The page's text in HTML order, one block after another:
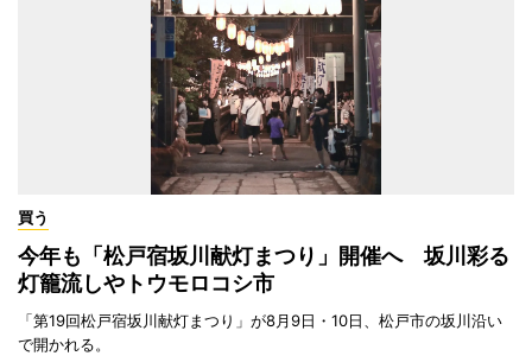
買う
今年も「松戸宿坂川献灯まつり」開催へ 坂川彩る
灯籠流しやトウモロコシ市
「第19回松戸宿坂川献灯まつり」が8月9日・10日、松戸市の坂川沿い
で開かれる。